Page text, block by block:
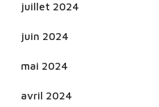
juillet 2024
juin 2024
mai 2024
avril 2024